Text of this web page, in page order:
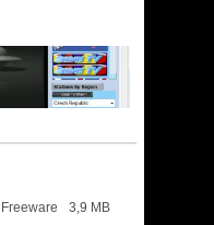
Freeware 3,9 MB